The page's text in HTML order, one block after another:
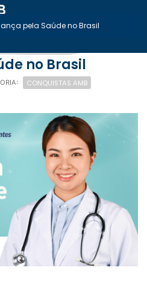
pela Saúde no Brasil
no Brasil
CONQUISTAS AMB